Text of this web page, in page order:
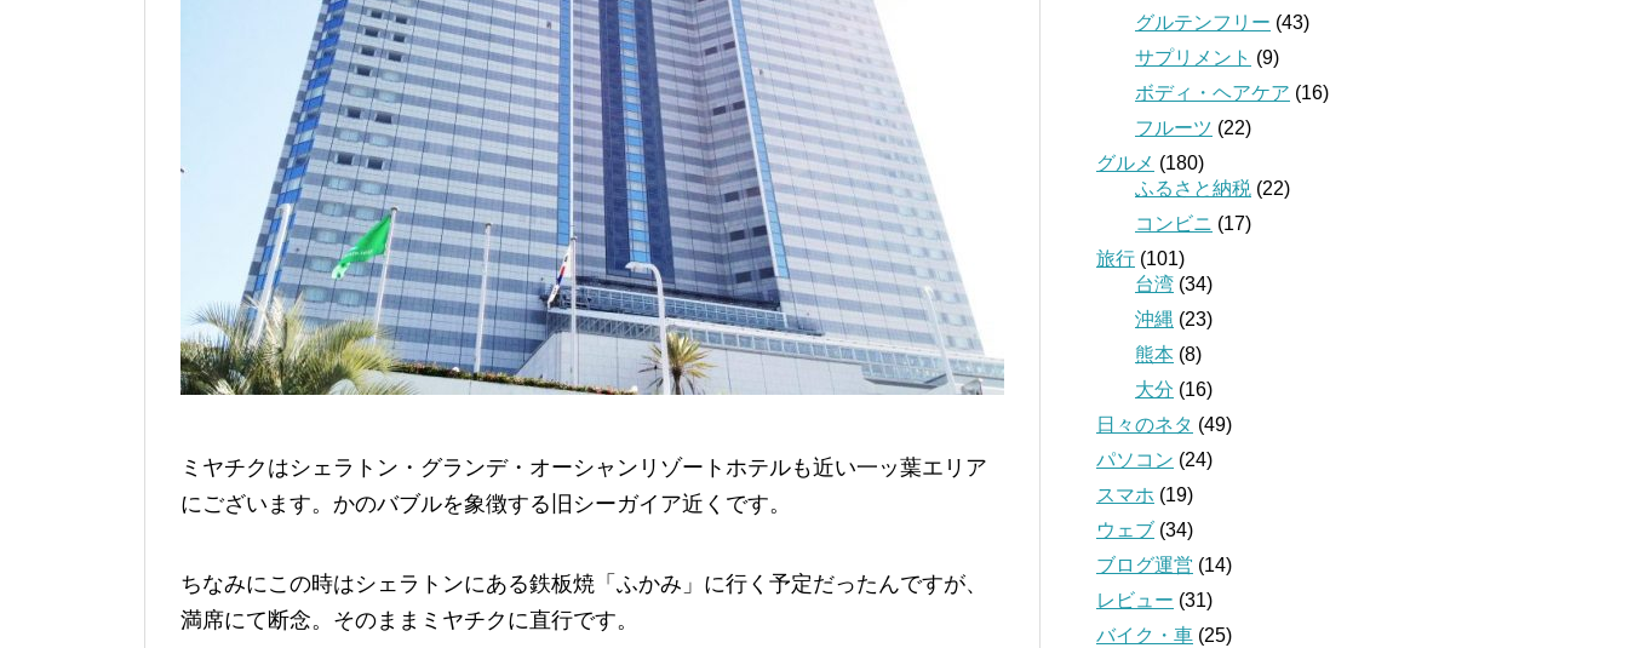
ミヤチクはシェラトン・グランデ・オーシャンリゾートホテルも近い一ッ葉エリア
にございます。かのバブルを象徴する旧シーガイア近くです。
ちなみにこの時はシェラトンにある鉄板焼「ふかみ」に行く予定だったんですが、
満席にて断念。そのままミヤチクに直行です。
グルテンフリー (43)
サプリメント (9)
ボディ・ヘアケア (16)
フルーツ (22)
グルメ (180)
ふるさと納税 (22)
コンビニ (17)
旅行 (101)
台湾 (34)
沖縄 (23)
熊本 (8)
大分 (16)
日々のネタ (49)
パソコン (24)
スマホ (19)
ウェブ (34)
ブログ運営 (14)
レビュー (31)
バイク・車 (25)